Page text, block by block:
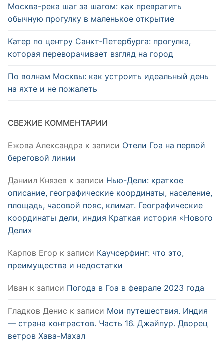
Москва-река шаг за шагом: как превратить
обычную прогулку в маленькое открытие
Катер по центру Санкт‑Петербурга: прогулка,
которая переворачивает взгляд на город
По волнам Москвы: как устроить идеальный день
на яхте и не пожалеть
СВЕЖИЕ КОММЕНТАРИИ
Ежова Александра к записи Отели Гоа на первой
береговой линии
Даниил Князев к записи Нью-Дели: краткое
описание, географические координаты, население,
площадь, часовой пояс, климат. Географические
координаты дели, индия Краткая история «Нового
Дели»
Карпов Егор к записи Каучсерфинг: что это,
преимущества и недостатки
Иван к записи Погода в Гоа в феврале 2023 года
Гладков Денис к записи Мои путешествия. Индия
— страна контрастов. Часть 16. Джайпур. Дворец
ветров Хава-Махал